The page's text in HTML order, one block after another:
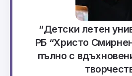
“Детски летен
РБ “Христо
пълно с